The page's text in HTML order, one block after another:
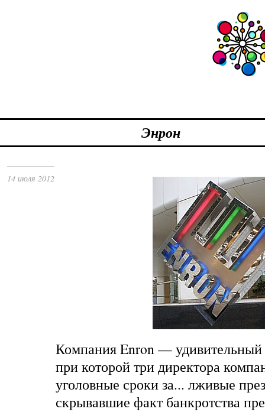
Энрон
14 июля 2012
Компания Enron —
при которой три директора
уголовные сроки за... лживые
скрывавшие факт банкротства